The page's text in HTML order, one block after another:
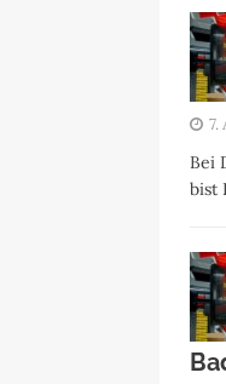
7.
Bei
bist